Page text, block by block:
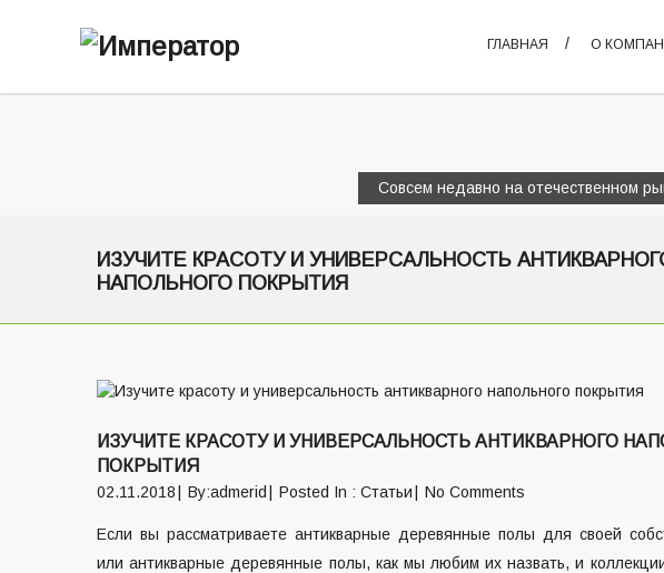
ГЛАВНАЯ О
Совсем недавно на отечественном
ИЗУЧИТЕ КРАСОТУ И УНИВЕРСАЛЬНОСТЬ
НАПОЛЬНОГО ПОКРЫТИЯ
ИЗУЧИТЕ КРАСОТУ И УНИВЕРСАЛЬНОСТЬ АНТИКВАРНОГО
ПОКРЫТИЯ
02.11.2018 By:admerid Posted In : Статьи No Comments
Если вы рассматриваете антикварные деревянные полы для своей
или антикварные деревянные полы, как мы любим их назвать, и